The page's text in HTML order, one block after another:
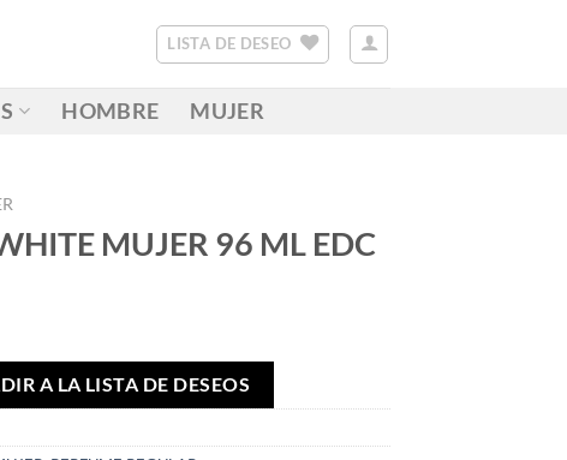
LISTA DE DESEO
HOMBRE MUJER
MUJER 96 ML EDC
A LA LISTA DE DESEOS